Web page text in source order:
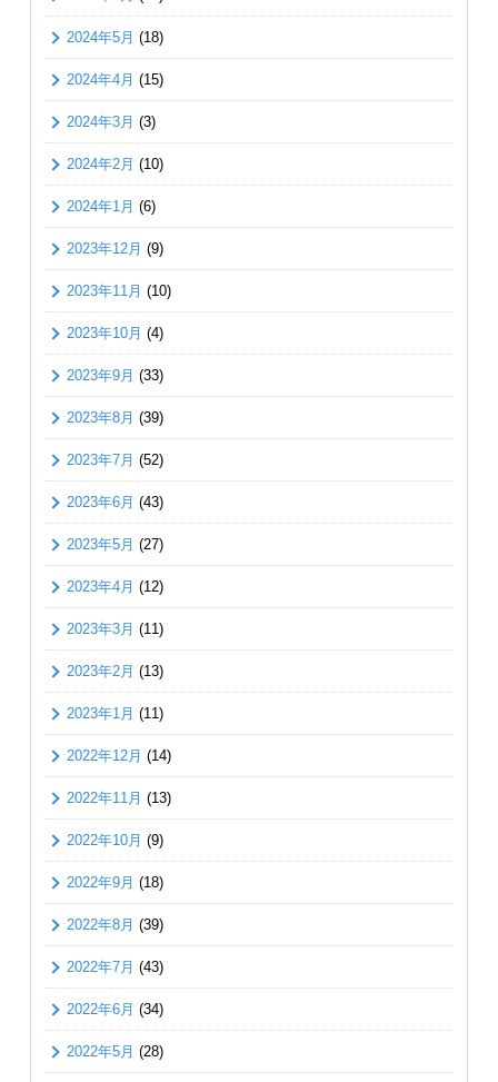
2024年5月 (18)
2024年4月 (15)
2024年3月 (3)
2024年2月 (10)
2024年1月 (6)
2023年12月 (9)
2023年11月 (10)
2023年10月 (4)
2023年9月 (33)
2023年8月 (39)
2023年7月 (52)
2023年6月 (43)
2023年5月 (27)
2023年4月 (12)
2023年3月 (11)
2023年2月 (13)
2023年1月 (11)
2022年12月 (14)
2022年11月 (13)
2022年10月 (9)
2022年9月 (18)
2022年8月 (39)
2022年7月 (43)
2022年6月 (34)
2022年5月 (28)